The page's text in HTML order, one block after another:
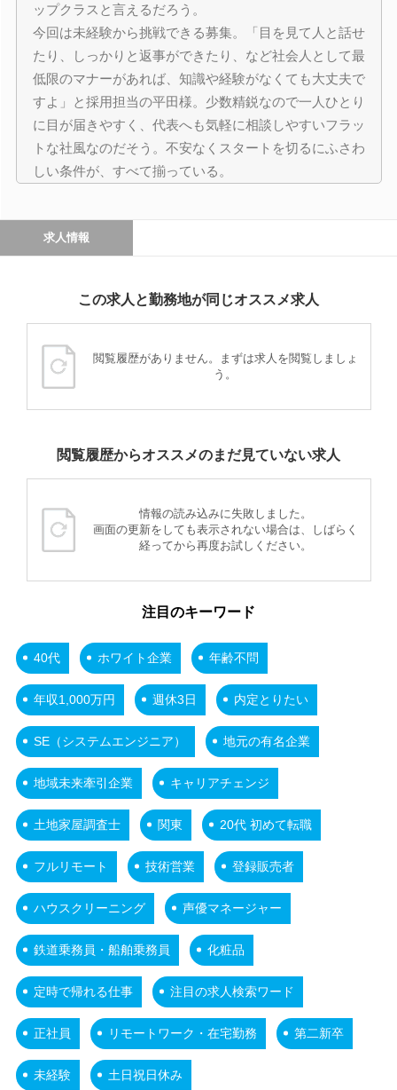
ップクラスと言えるだろう。
今回は未経験から挑戦できる募集。「目を見て人と話せ
たり、しっかりと返事ができたり、など社会人として最
低限のマナーがあれば、知識や経験がなくても大丈夫で
すよ」と採用担当の平田様。少数精鋭なので一人ひとり
に目が届きやすく、代表へも気軽に相談しやすいフラッ
トな社風なのだそう。不安なくスタートを切るにふさわ
しい条件が、すべて揃っている。
求人情報
この求人と勤務地が同じオススメ求人
閲覧履歴がありません。まずは求人を閲覧しましょ
う。
閲覧履歴からオススメのまだ見ていない求人
情報の読み込みに失敗しました。
画面の更新をしても表示されない場合は、しばらく
経ってから再度お試しください。
注目のキーワード
40代 ホワイト企業 年齢不問
年収1,000万円 週休3日 内定とりたい
SE（システムエンジニア） 地元の有名企業
地域未来牽引企業 キャリアチェンジ
土地家屋調査士 関東 20代 初めて転職
フルリモート 技術営業 登録販売者
ハウスクリーニング 声優マネージャー
鉄道乗務員・船舶乗務員 化粧品
定時で帰れる仕事 注目の求人検索ワード
正社員 リモートワーク・在宅勤務 第二新卒
未経験 土日祝日休み